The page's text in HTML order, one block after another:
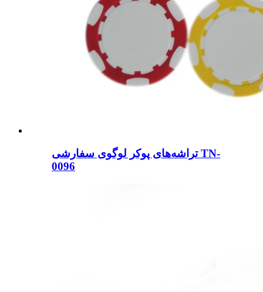
تراشه‌های پوکر لوگوی سفارشی TN-
0096